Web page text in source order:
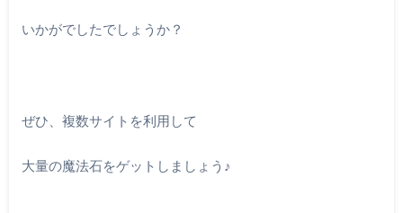
いかがでしたでしょうか？
ぜひ、複数サイトを利用して
大量の魔法石をゲットしましょう♪